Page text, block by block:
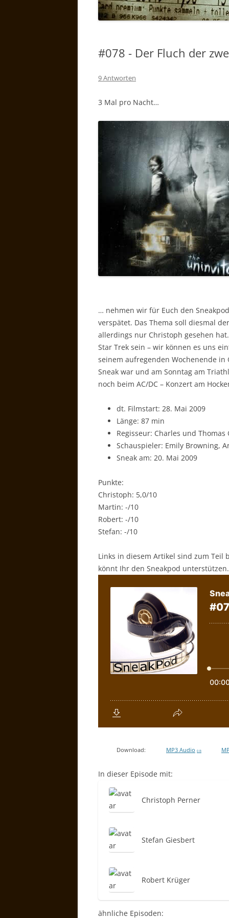
#078 - Der Fluch der
9 Antworten
3 Mal pro Nacht…
… nehmen wir für Euch den
verspätet. Das Thema soll diesmal
allerdings nur Christoph gesehen
Star Trek sein – wir können es uns
seinem aufregenden Wochenende
Sneak war und am Sonntag am
noch beim AC/DC – Konzert am
dt. Filmstart: 28. Mai 2009
Länge: 87 min
Regisseur: Charles und Thomas
Schauspieler: Emily Browning,
Sneak am: 20. Mai 2009
Punkte:
Christoph: 5,0/10
Martin: -/10
Robert: -/10
Stefan: -/10
Links in diesem Artikel sind zum Teil
könnt Ihr den Sneakpod unterstützen.
Download: MP3 Audio 0 B
In dieser Episode mit:
Christoph Perner
Stefan Giesbert
Robert Krüger
ähnliche Episoden: